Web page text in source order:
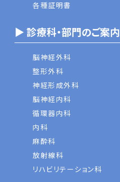
各種証明書
▶ 診療科・部門のご案内
脳神経外科
整形外科
神経形成外科
脳神経内科
循環器内科
内科
麻酔科
放射線科
リハビリテーション科